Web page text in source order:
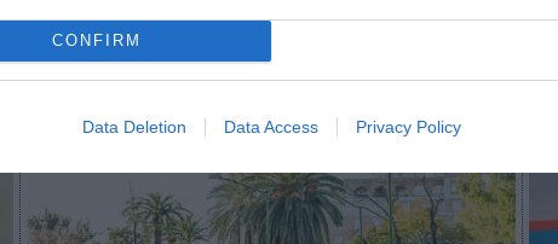
CONFIRM
Data Deletion Data Access Privacy Policy